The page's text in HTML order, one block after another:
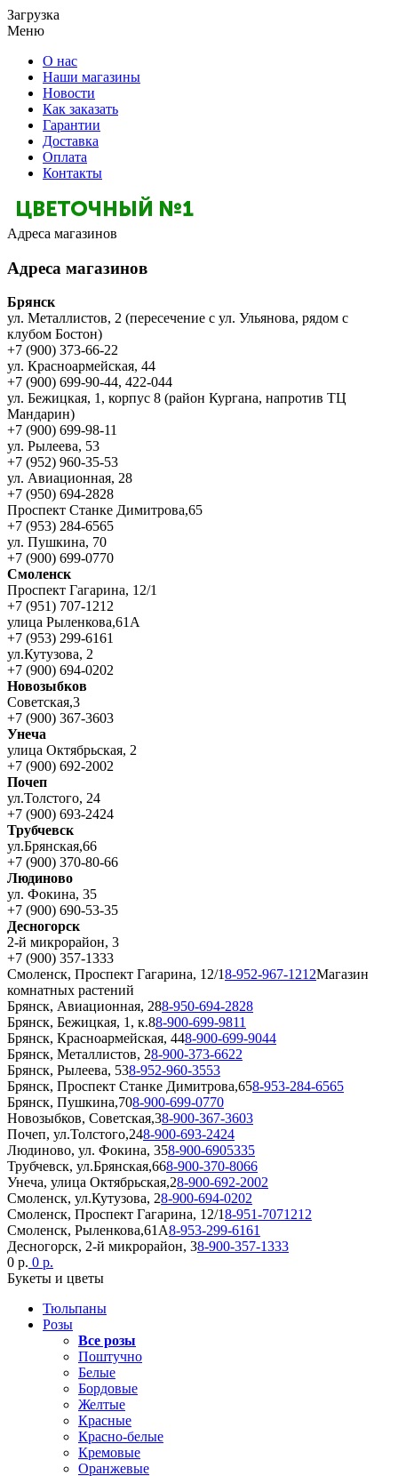
Загрузка
Меню
О нас
Наши магазины
Новости
Как заказать
Гарантии
Доставка
Оплата
Контакты
Адреса магазинов
Адреса магазинов
Брянск
ул. Металлистов, 2 (пересечение с ул. Ульянова, рядом с
клубом Бостон)
+7 (900) 373-66-22
ул. Красноармейская, 44
+7 (900) 699-90-44, 422-044
ул. Бежицкая, 1, корпус 8 (район Кургана, напротив ТЦ
Мандарин)
+7 (900) 699-98-11
ул. Рылеева, 53
+7 (952) 960-35-53
ул. Авиационная, 28
+7 (950) 694-2828
Проспект Станке Димитрова,65
+7 (953) 284-6565
ул. Пушкина, 70
+7 (900) 699-0770
Смоленск
Проспект Гагарина, 12/1
+7 (951) 707-1212
улица Рыленкова,61А
+7 (953) 299-6161
ул.Кутузова, 2
+7 (900) 694-0202
Новозыбков
Советская,3
+7 (900) 367-3603
Унеча
улица Октябрьская, 2
+7 (900) 692-2002
Почеп
ул.Толстого, 24
+7 (900) 693-2424
Трубчевск
ул.Брянская,66
+7 (900) 370-80-66
Людиново
ул. Фокина, 35
+7 (900) 690-53-35
Десногорск
2-й микрорайон, 3
+7 (900) 357-1333
Смоленск, Проспект Гагарина, 12/18-952-967-1212Магазин
комнатных растений
Брянск, Авиационная, 288-950-694-2828
Брянск, Бежицкая, 1, к.88-900-699-9811
Брянск, Красноармейская, 448-900-699-9044
Брянск, Металлистов, 28-900-373-6622
Брянск, Рылеева, 538-952-960-3553
Брянск, Проспект Станке Димитрова,658-953-284-6565
Брянск, Пушкина,708-900-699-0770
Новозыбков, Советская,38-900-367-3603
Почеп, ул.Толстого,248-900-693-2424
Людиново, ул. Фокина, 358-900-6905335
Трубчевск, ул.Брянская,668-900-370-8066
Унеча, улица Октябрьская,28-900-692-2002
Смоленск, ул.Кутузова, 28-900-694-0202
Смоленск, Проспект Гагарина, 12/18-951-7071212
Смоленск, Рыленкова,61А8-953-299-6161
Десногорск, 2-й микрорайон, 38-900-357-1333
0 р. 0 р.
Букеты и цветы
Тюльпаны
Розы
Все розы
Поштучно
Белые
Бордовые
Желтые
Красные
Красно-белые
Кремовые
Оранжевые